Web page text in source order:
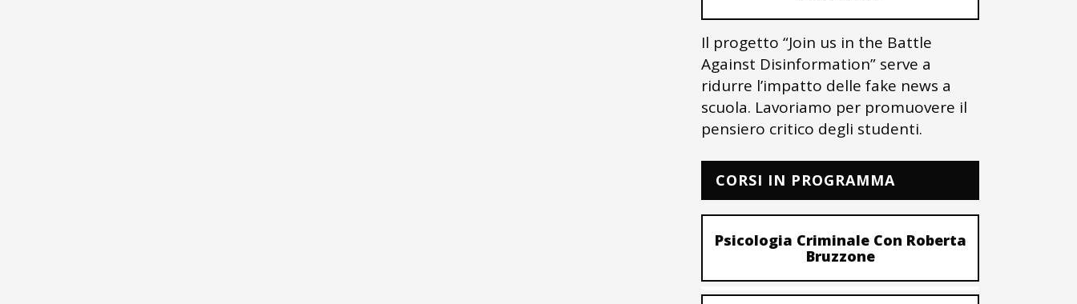
Il progetto “Join us in the Battle
Against Disinformation” serve a
ridurre l’impatto delle fake news a
scuola. Lavoriamo per promuovere il
pensiero critico degli studenti.
CORSI IN PROGRAMMA
Psicologia Criminale Con Roberta
Bruzzone